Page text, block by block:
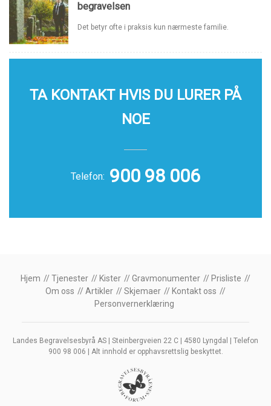
begravelsen
Det betyr ofte i praksis kun nærmeste familie.
TA KONTAKT HVIS DU LURER PÅ
NOE
Telefon: 900 98 006
Hjem Tjenester Kister Gravmonumenter
Prisliste
Om oss
Artikler Skjemaer
Kontakt oss
Personvernerklæring
Landes Begravelsesbyrå AS | Steinbergveien 22 C | 4580 Lyngdal | Telefon
900 98 006 | Alt innhold er opphavsrettslig beskyttet.